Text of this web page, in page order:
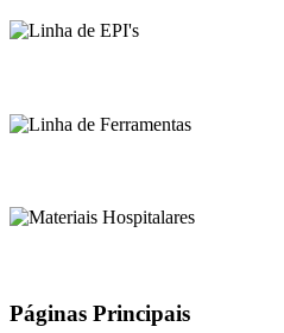
Páginas Principais